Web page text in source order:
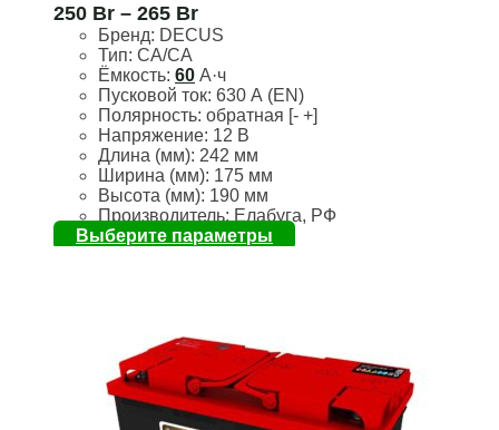
250 Br – 265 Br
Бренд: DECUS
Тип: CA/CA
Ёмкость: 60 А·ч
Пусковой ток: 630 А (EN)
Полярность: обратная [- +]
Напряжение: 12 В
Длина (мм): 242 мм
Ширина (мм): 175 мм
Высота (мм): 190 мм
Производитель: Елабуга, РФ
Выберите параметры